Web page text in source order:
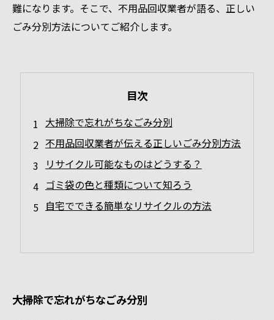
難になります。そこで、不用品回収業者が語る、正しい
ごみ分別方法についてご紹介します。
目次
大掃除で忘れがちなごみ分別
不用品回収業者が伝える正しいごみ分別方法
リサイクル可能なものはどうする？
ゴミ袋の色と種類について知ろう
自宅でできる簡単なリサイクルの方法
大掃除で忘れがちなごみ分別